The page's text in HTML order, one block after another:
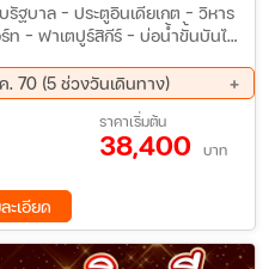
ฐบาล - ประตูอินเดียเกต – วิหาร
ฟอร์ท – จอดห์
70 (5 ช่วงวันเดินทาง)
11 พ.ย. 69 - 16 พ.ย. 69
29 ธ.ค. 69 - 03 ม.ค. 70
ราคาเริ่มต้น
38,400 บาท
ะเอียด